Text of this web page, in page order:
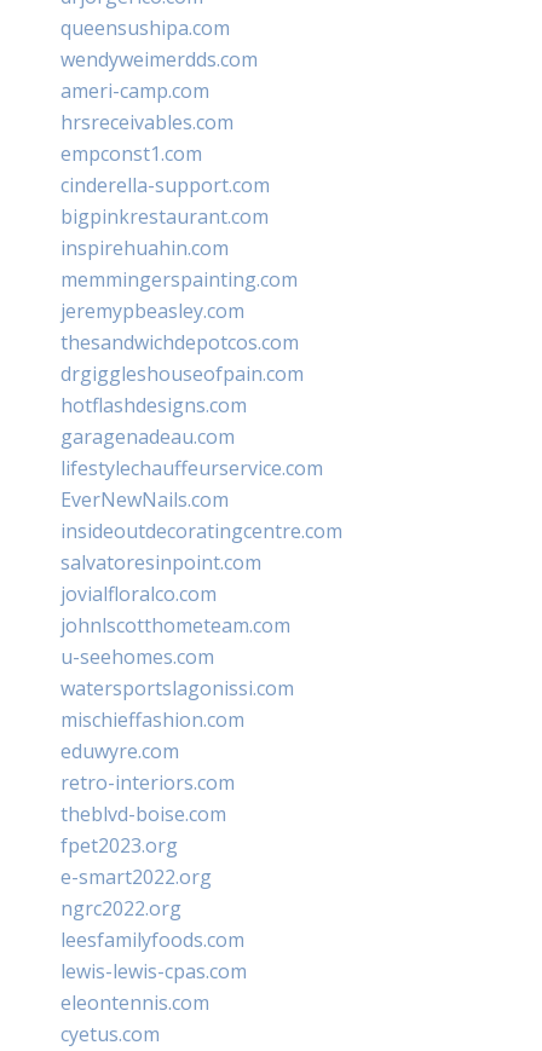
queensushipa.com
wendyweimerdds.com
ameri-camp.com
hrsreceivables.com
empconst1.com
cinderella-support.com
bigpinkrestaurant.com
inspirehuahin.com
memmingerspainting.com
jeremypbeasley.com
thesandwichdepotcos.com
drgiggleshouseofpain.com
hotflashdesigns.com
garagenadeau.com
lifestylechauffeurservice.com
EverNewNails.com
insideoutdecoratingcentre.com
salvatoresinpoint.com
jovialfloralco.com
johnlscotthometeam.com
u-seehomes.com
watersportslagonissi.com
mischieffashion.com
eduwyre.com
retro-interiors.com
theblvd-boise.com
fpet2023.org
e-smart2022.org
ngrc2022.org
leesfamilyfoods.com
lewis-lewis-cpas.com
eleontennis.com
cyetus.com